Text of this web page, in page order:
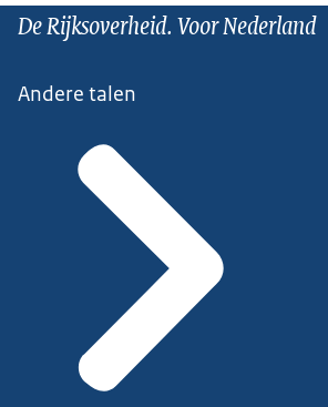
De Rijksoverheid. Voor Nederland
Andere talen